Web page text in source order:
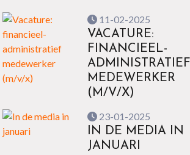
11-02-2025
VACATURE:
FINANCIEEL-
ADMINISTRATIEF
MEDEWERKER
(M/V/X)
23-01-2025
IN DE MEDIA IN
JANUARI